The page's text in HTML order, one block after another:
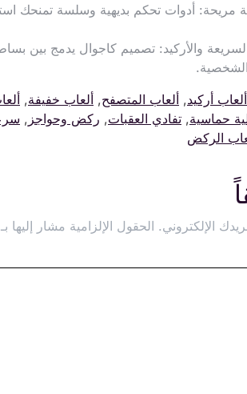
مريحة: أدوات تحكم بديهية وسلسة تمنحك
والأركيد: تصميم كاجوال يدمج بين
الشخصية.
ألعاب أركيد, ألعاب المتصفح, ألعاب خفيفة,
حماسية, تفادي العقبات, ركض وحواجز ,
الركض
الإلكتروني. الحقول الإلزامية مشار إليها بـ